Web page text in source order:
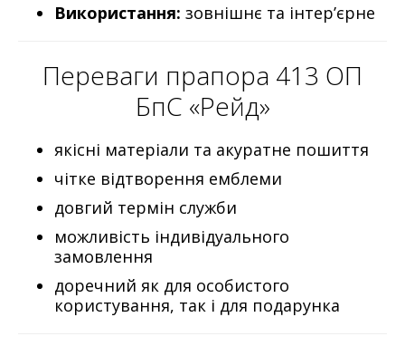
Використання: зовнішнє та інтер’єрне
Переваги прапора 413 ОП
БпС «Рейд»
якісні матеріали та акуратне пошиття
чітке відтворення емблеми
довгий термін служби
можливість індивідуального
замовлення
доречний як для особистого
користування, так і для подарунка